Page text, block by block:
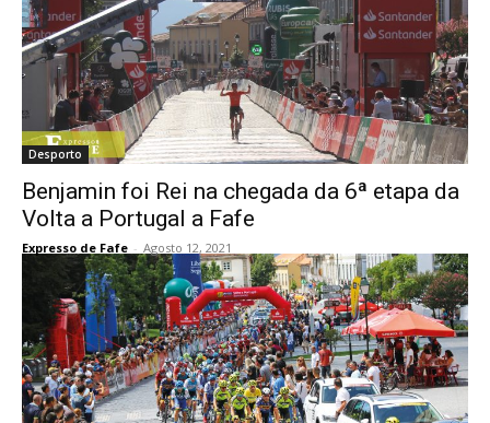
Desporto
Benjamin foi Rei na chegada da 6ª etapa da
Volta a Portugal a Fafe
Expresso de Fafe - Agosto 12, 2021